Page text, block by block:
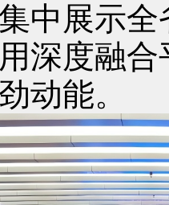
中展示
深度融
动能。